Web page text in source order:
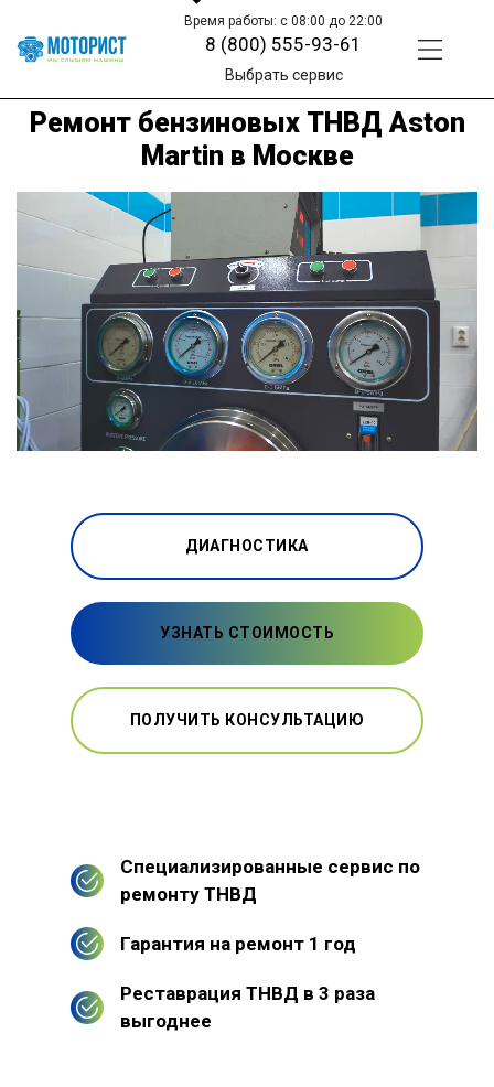
Время работы: с 08:00 до 22:00
8 (800) 555-93-61
Выбрать сервис
Ремонт бензиновых ТНВД Aston
Martin в Москве
ДИАГНОСТИКА
УЗНАТЬ СТОИМОСТЬ
ПОЛУЧИТЬ КОНСУЛЬТАЦИЮ
Специализированные сервис по
ремонту ТНВД
Гарантия на ремонт 1 год
Реставрация ТНВД в 3 раза
выгоднее